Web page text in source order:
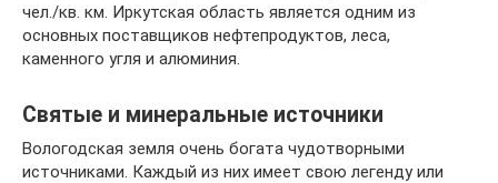
чел./кв. км. Иркутская область является одним из
основных поставщиков нефтепродуктов, леса,
каменного угля и алюминия.
Святые и минеральные источники
Вологодская земля очень богата чудотворными
источниками. Каждый из них имеет свою легенду или